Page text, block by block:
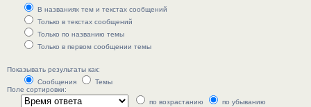
В названиях тем и текстах сообщений
Только в текстах сообщений
Только по названию темы
Только в первом сообщении темы
Показывать результаты как:
Сообщения
Темы
Поле сортировки:
по возрастанию
по убыванию